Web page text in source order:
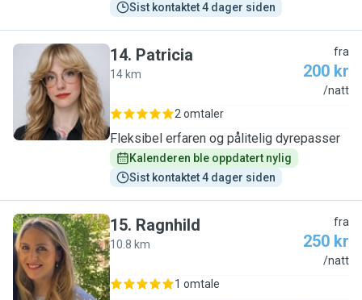
Sist kontaktet 4 dager siden
P
14. Patricia
14 km
fra
200 kr
/natt
2 omtaler
Fleksibel erfaren og pålitelig dyrepasser
Kalenderen ble oppdatert nylig
Sist kontaktet 4 dager siden
R
15. Ragnhild
10.8 km
fra
250 kr
/natt
1 omtale